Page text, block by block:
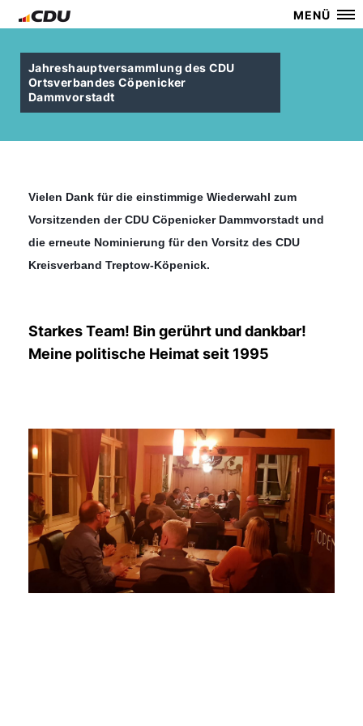
MENÜ
Jahreshauptversammlung des CDU
Ortsverbandes Cöpenicker
Dammvorstadt
Vielen Dank für die einstimmige Wiederwahl zum
Vorsitzenden der CDU Cöpenicker Dammvorstadt und
die erneute Nominierung für den Vorsitz des CDU
Kreisverband Treptow-Köpenick.
Starkes Team! Bin gerührt und dankbar!
Meine politische Heimat seit 1995